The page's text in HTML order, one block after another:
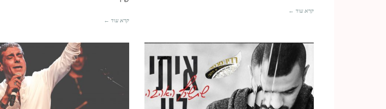
קרא עוד ←
קרא עוד ←